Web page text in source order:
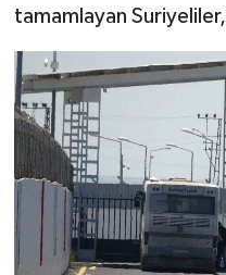
tamamlayan